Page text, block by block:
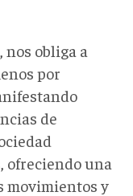
obliga a
por
de
ofreciendo una
movimientos y